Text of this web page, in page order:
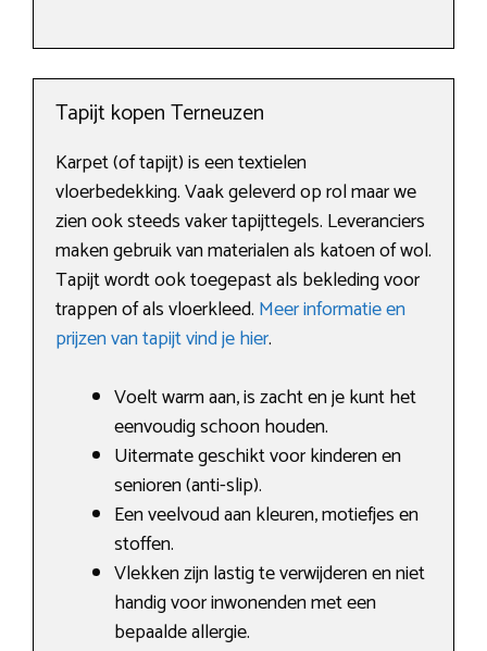
Tapijt kopen Terneuzen
Karpet (of tapijt) is een textielen
vloerbedekking. Vaak geleverd op rol maar we
zien ook steeds vaker tapijttegels. Leveranciers
maken gebruik van materialen als katoen of wol.
Tapijt wordt ook toegepast als bekleding voor
trappen of als vloerkleed. Meer informatie en
prijzen van tapijt vind je hier.
Voelt warm aan, is zacht en je kunt het
eenvoudig schoon houden.
Uitermate geschikt voor kinderen en
senioren (anti-slip).
Een veelvoud aan kleuren, motiefjes en
stoffen.
Vlekken zijn lastig te verwijderen en niet
handig voor inwonenden met een
bepaalde allergie.